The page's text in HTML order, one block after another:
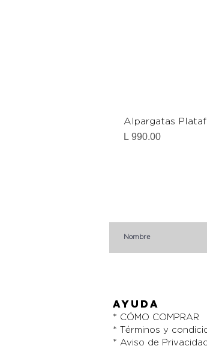
Alpargatas
Precio
L 990.00
AYUDA
* CÓMO COMPRAR
* Términos y
* Aviso de